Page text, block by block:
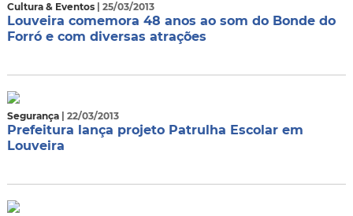
Cultura & Eventos | 25/03/2013
Louveira comemora 48 anos ao som do Bonde do
Forró e com diversas atrações
Segurança | 22/03/2013
Prefeitura lança projeto Patrulha Escolar em
Louveira